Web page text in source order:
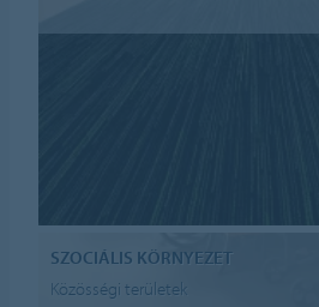
SZOCIÁLIS KÖRNYEZET
Közösségi területek